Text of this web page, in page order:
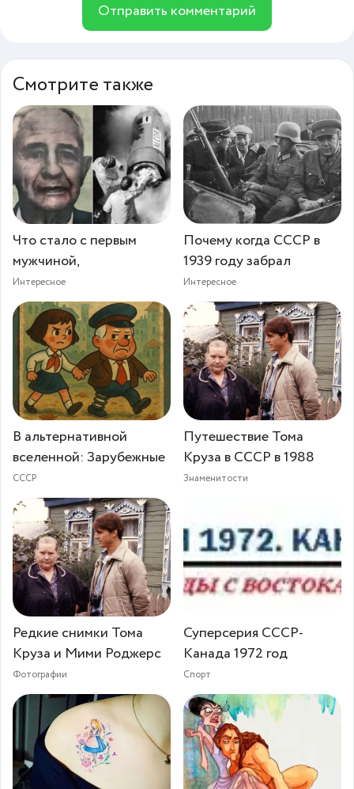
Отправить комментарий
Смотрите также
Что стало с первым
мужчиной,
Интересное
Почему когда СССР в
1939 году забрал
Интересное
В альтернативной
вселенной: Зарубежные
СССР
Путешествие Тома
Круза в СССР в 1988
Знаменитости
Редкие снимки Тома
Круза и Мими Роджерс
Фотографии
Суперсерия СССР-
Канада 1972 год
Спорт